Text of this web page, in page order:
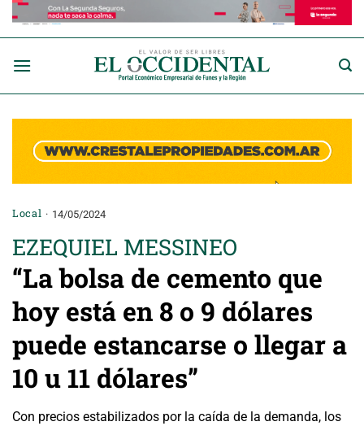
Saltar
Local 14/05/2024
EZEQUIEL MESSINEO
“La bolsa de cemento que
hoy está en 8 o 9 dólares
puede estancarse o llegar a
10 u 11 dólares”
Con precios estabilizados por la caída de la demanda, los